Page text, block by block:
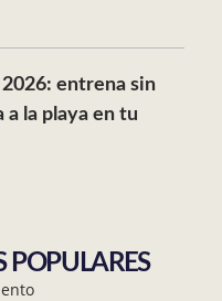
2026: entrena sin
a la playa en tu
POPULARES